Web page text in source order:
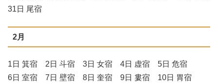
31日 尾宿
2月
1日 箕宿 2日 斗宿 3日 女宿 4日 虚宿 5日 危宿
6日 室宿 7日 壁宿 8日 奎宿 9日 婁宿 10日 胃宿